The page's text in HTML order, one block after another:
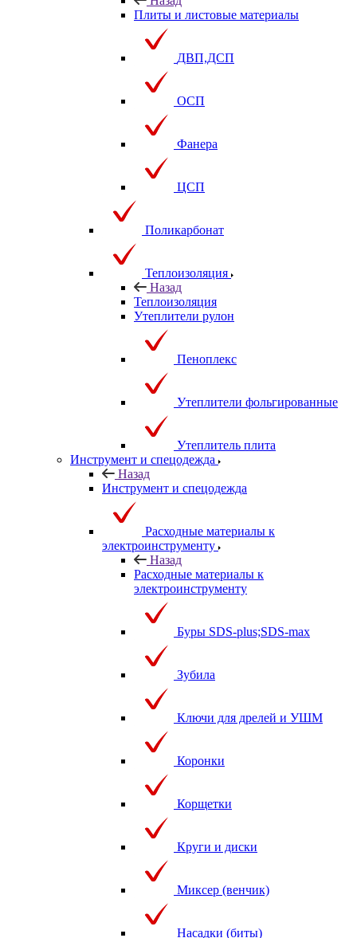
Плиты и листовые материалы
ДВП,ДСП
ОСП
Фанера
ЦСП
Поликарбонат
Теплоизоляция
Назад
Теплоизоляция
Утеплители рулон
Пеноплекс
Утеплители фольгированные
Утеплитель плита
Инструмент и спецодежда
Назад
Инструмент и спецодежда
Расходные материалы к
электроинструменту
Назад
Расходные материалы к
электроинструменту
Буры SDS-plus;SDS-max
Зубила
Ключи для дрелей и УШМ
Коронки
Корщетки
Круги и диски
Миксер (венчик)
Насадки (биты)